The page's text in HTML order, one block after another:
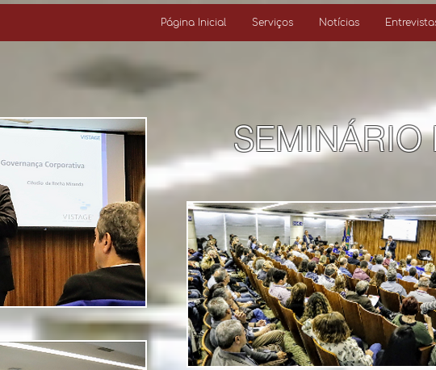
Página Inicial Serviços Notícias
SEMINÁRIO